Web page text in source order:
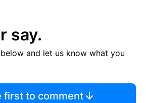
say.
and let us know what you
first to comment